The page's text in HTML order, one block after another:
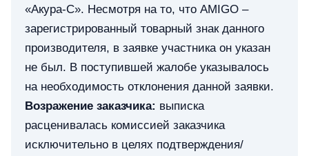
«Акура-С». Несмотря на то, что AMIGO –
зарегистрированный товарный знак данного
производителя, в заявке участника он указан
не был. В поступившей жалобе указывалось
на необходимость отклонения данной заявки.
Возражение заказчика: выписка
расценивалась комиссией заказчика
исключительно в целях подтверждения/